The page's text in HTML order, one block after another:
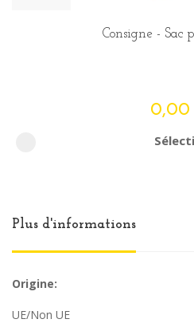
Consigne - Sac
0,00
Plus d'informations
Origine:
UE/Non UE